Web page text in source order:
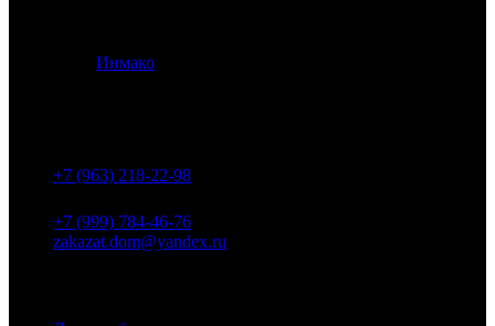
Инмако
+7 (963) 218-22-98
+7 (999) 784-46-76
zakazat.dom@yandex.ru